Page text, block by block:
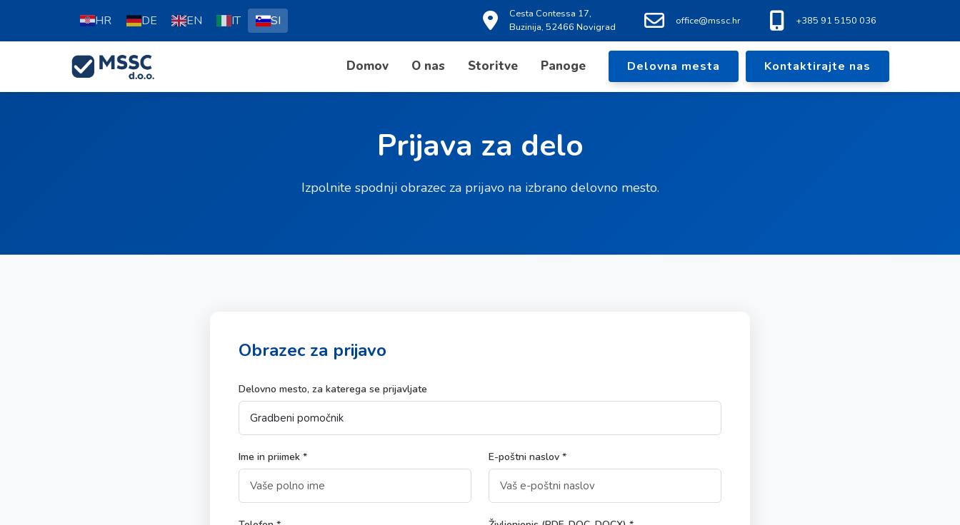
HR DE EN IT SI
Cesta Contessa 17,
Buzinija, 52466 Novigrad
office@mssc.hr +385 91 5150 036
Domov O nas Storitve Panoge Delovna mesta Kontaktirajte nas
Prijava za delo
Izpolnite spodnji obrazec za prijavo na izbrano delovno mesto.
Obrazec za prijavo
Delovno mesto, za katerega se prijavljate
Ime in priimek * E-poštni naslov *